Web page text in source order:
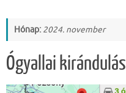
Hónap: 2024. november
Ógyallai kirándulás